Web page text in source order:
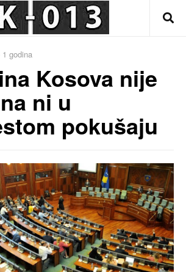
1 godina
Kosova nije
ni u
pokušaju